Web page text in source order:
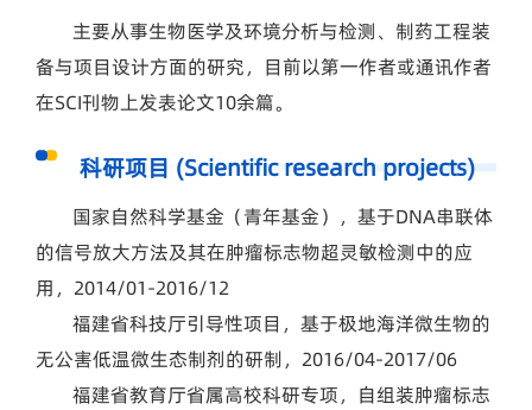
主要从事生物医学及环境分析与检测、制药工程装
备与项目设计方面的研究，目前以第一作者或通讯作者
在SCI刊物上发表论文10余篇。
科研项目 (Scientific research projects)
国家自然科学基金（青年基金），基于DNA串联体
的信号放大方法及其在肿瘤标志物超灵敏检测中的应
用，2014/01-2016/12
福建省科技厅引导性项目，基于极地海洋微生物的
无公害低温微生态制剂的研制，2016/04-2017/06
福建省教育厅省属高校科研专项，自组装肿瘤标志